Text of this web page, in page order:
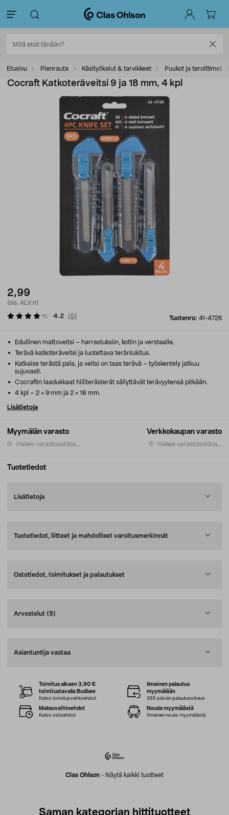
Etusivu Pienrauta Käsityökalut & tarvikkeet Puukot ja teroittimet
Cocraft Katkoteräveitsi 9 ja 18 mm, 4 kpl
2,99
(sis. ALV:n)
Tuotenro: 41-4726
4.2 ( 5)
Myymälän varasto
Hakee varastosaldoa...
Verkkokaupan varasto
Hakee varastosaldoa...
Edullinen mattoveitsi – harrastuksiin, kotiin ja verstaalle.
Terävä katkoteräveitsi ja luotettava teränlukitus.
Katkaise terästä pala, ja veitsi on taas terävä – työskentely jatkuu
sujuvasti.
Cocraftin laadukkaat hiiliterästerät säilyttävät terävyytensä pitkään.
4 kpl – 2 × 9 mm ja 2 × 18 mm.
Lisätietoja
Tuotetiedot
Lisätietoja
Tuotetiedot, liitteet ja mahdolliset varoitusmerkinnät
Ostotiedot, toimitukset ja palautukset
Arvostelut (5)
Asiantuntija vastaa
Clas Ohlson - Näytä kaikki tuotteet
Toimitus alkaen 3,90 €
toimitustavalla Budbee
Katso toimitusvaihtoehdot
Ilmainen palautus
myymälään
365 päivän palautusoikeus
Maksuvaihtoehdot
Katso ostoehdot
Nouda myymälästä
Ilmainen nouto myymälästä
Saman kategorian hittituotteet